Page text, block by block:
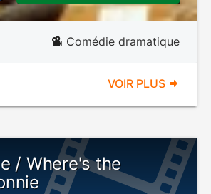
Comédie dramatique
VOIR PLUS
/ Where's the